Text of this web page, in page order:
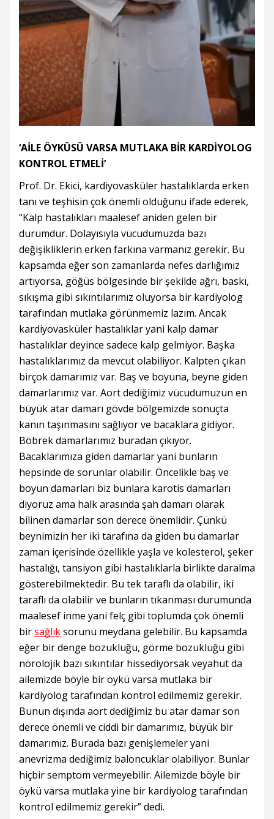
‘AİLE ÖYKÜSÜ VARSA MUTLAKA BİR KARDİYOLOG
KONTROL ETMELİ’
Prof. Dr. Ekici, kardiyovasküler hastalıklarda erken
tanı ve teşhisin çok önemli olduğunu ifade ederek,
“Kalp hastalıkları maalesef aniden gelen bir
durumdur. Dolayısıyla vücudumuzda bazı
değişikliklerin erken farkına varmanız gerekir. Bu
kapsamda eğer son zamanlarda nefes darlığımız
artıyorsa, göğüs bölgesinde bir şekilde ağrı, baskı,
sıkışma gibi sıkıntılarımız oluyorsa bir kardiyolog
tarafından mutlaka görünmemiz lazım. Ancak
kardiyovasküler hastalıklar yani kalp damar
hastalıklar deyince sadece kalp gelmiyor. Başka
hastalıklarımız da mevcut olabiliyor. Kalpten çıkan
birçok damarımız var. Baş ve boyuna, beyne giden
damarlarımız var. Aort dediğimiz vücudumuzun en
büyük atar damarı gövde bölgemizde sonuçta
kanın taşınmasını sağlıyor ve bacaklara gidiyor.
Böbrek damarlarımız buradan çıkıyor.
Bacaklarımıza giden damarlar yani bunların
hepsinde de sorunlar olabilir. Öncelikle baş ve
boyun damarları biz bunlara karotis damarları
diyoruz ama halk arasında şah damarı olarak
bilinen damarlar son derece önemlidir. Çünkü
beynimizin her iki tarafına da giden bu damarlar
zaman içerisinde özellikle yaşla ve kolesterol, şeker
hastalığı, tansiyon gibi hastalıklarla birlikte daralma
gösterebilmektedir. Bu tek taraflı da olabilir, iki
taraflı da olabilir ve bunların tıkanması durumunda
maalesef inme yani felç gibi toplumda çok önemli
birsağlıksorunu meydana gelebilir. Bu kapsamda
eğer bir denge bozukluğu, görme bozukluğu gibi
nörolojik bazı sıkıntılar hissediyorsak veyahut da
ailemizde böyle bir öykü varsa mutlaka bir
kardiyolog tarafından kontrol edilmemiz gerekir.
Bunun dışında aort dediğimiz bu atar damar son
derece önemli ve ciddi bir damarımız, büyük bir
damarımız. Burada bazı genişlemeler yani
anevrizma dediğimiz baloncuklar olabiliyor. Bunlar
hiçbir semptom vermeyebilir. Ailemizde böyle bir
öykü varsa mutlaka yine bir kardiyolog tarafından
kontrol edilmemiz gerekir” dedi.